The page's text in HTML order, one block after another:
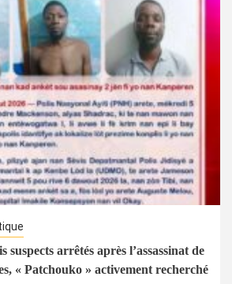
arrêtés après l’assassinat de
« Patchouko » activement recherché